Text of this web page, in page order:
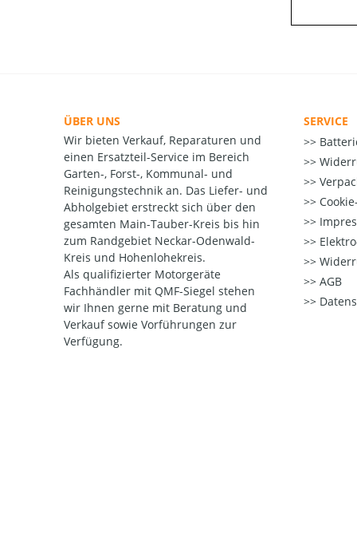
ÜBER UNS
Wir bieten Verkauf, Reparaturen und
einen Ersatzteil-Service im Bereich
Garten-, Forst-, Kommunal- und
Reinigungstechnik an. Das Liefer- und
Abholgebiet erstreckt sich über den
gesamten Main-Tauber-Kreis bis hin
zum Randgebiet Neckar-Odenwald-
Kreis und Hohenlohekreis.
Als qualifizierter Motorgeräte
Fachhändler mit QMF-Siegel stehen
wir Ihnen gerne mit Beratung und
Verkauf sowie Vorführungen zur
Verfügung.
SERVICE
AGB